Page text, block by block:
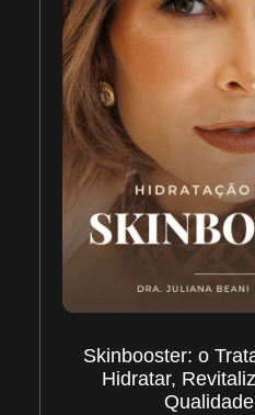
Skinbooster: o
Hidratar,